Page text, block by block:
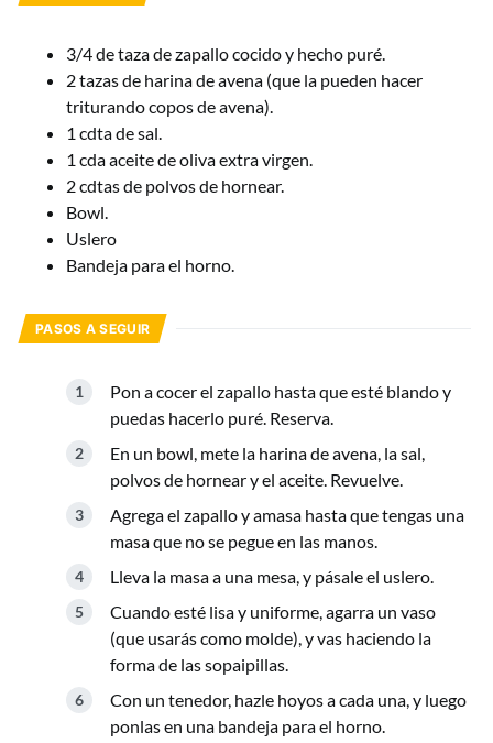
3/4 de taza de zapallo cocido y hecho puré.
2 tazas de harina de avena (que la pueden hacer
triturando copos de avena).
1 cdta de sal.
1 cda aceite de oliva extra virgen.
2 cdtas de polvos de hornear.
Bowl.
Uslero
Bandeja para el horno.
PASOS A SEGUIR
Pon a cocer el zapallo hasta que esté blando y
puedas hacerlo puré. Reserva.
En un bowl, mete la harina de avena, la sal,
polvos de hornear y el aceite. Revuelve.
Agrega el zapallo y amasa hasta que tengas una
masa que no se pegue en las manos.
Lleva la masa a una mesa, y pásale el uslero.
Cuando esté lisa y uniforme, agarra un vaso
(que usarás como molde), y vas haciendo la
forma de las sopaipillas.
Con un tenedor, hazle hoyos a cada una, y luego
ponlas en una bandeja para el horno.